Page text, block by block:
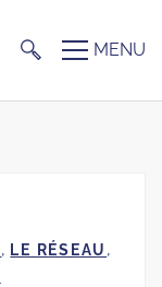
, LE RÉSEAU ,